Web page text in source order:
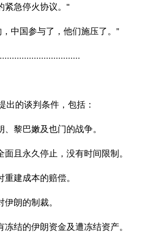
紧急停火协议。"
中国参与了，他们施压了。”
出的谈判条件，包括：
、黎巴嫩及也门的战争。
面且永久停止，没有时间限制。
建成本的赔偿。
朗的制裁。
冻结的伊朗资金及遭冻结资产。